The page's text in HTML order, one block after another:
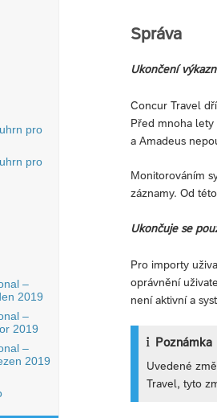
pro
pro
–
2019
–
2019
–
2019
Správa
Ukončení
Concur Travel
Před mnoha
a Amadeus
Monitorováním
záznamy. Od
Ukončuje se
Pro importy
oprávnění
není aktivní a
Poznámka
Uvedené
Travel, tyto